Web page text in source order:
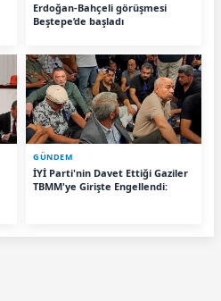
Erdoğan-Bahçeli görüşmesi
Beştepe’de başladı
GÜNDEM
İYİ Parti'nin Davet Ettiği Gaziler
TBMM'ye Girişte Engellendi: